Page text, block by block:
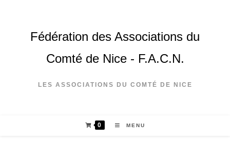
Fédération des Associations du
Comté de Nice - F.A.C.N.
LES ASSOCIATIONS DU COMTÉ DE NICE
0 MENU